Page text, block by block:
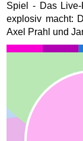
Spiel - Das Live-
explosiv macht:
Axel Prahl und